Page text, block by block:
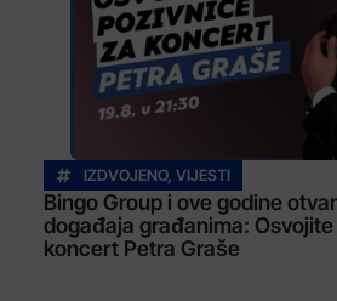
IZDVOJENO, VIJESTI
Bingo Group i ove godine
događaja građanima:
koncert Petra Graše